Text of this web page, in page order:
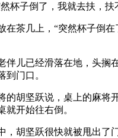
杯子倒了，我就去扶，扶
茶几上，“突然杯子倒在
儿已经滑落在地，头搁
到门口。
胡坚跃说，桌上的麻将
就开始往右倒。
胡坚跃很快就被甩出了